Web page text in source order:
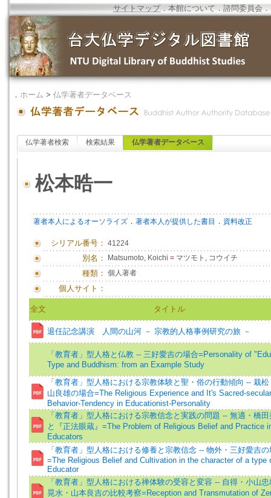
サイトマップ．本館について ．諮問委員会 ．
． ホーム > 仏学著者データベース
仏学著者検索 検索結果 仏学著者データベース
松本晧一
著者本人によるオーソライズ ． 著者本人が提供した書目 ． 資料改正
シリアル番号： 41224
別名： Matsumoto, Koichi = マツモト, コウイチ
種類： 個人著者
個人サイト：
全文 タイトル
退任記念講演 人間の山河 － 宗教的人格事例研究の旅 －
「教育者」型人格と仏教 -- 三好愛吉の場合=Personality of
Type and Buddhism: from an Example Study
「教育者」型人格における宗教体験と聖・俗の行動傾向 -- 栽
山良雄の場合=The Religious Experience and It's Sacred-secular
Behavior-Tendency in Educationist-Personality
「教育者」型人格における宗教信念と実践の問題 -- 無適・橋
と『正法眼蔵』=The Problem of Religious Belief and Practice
Educators
「教育者」型人格における修養と宗教信念 -- 物外・三好愛吉
=The Religious Belief and Cultivation in the character of a type
Educator
「教育者」型人格における禅体験の受容と変容 -- 自得・小山
晃水・山本良吉の比較考察=Reception and Transmutation of